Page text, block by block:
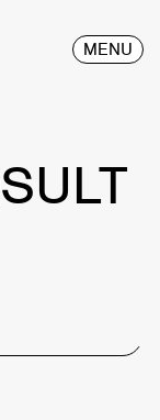
MENU